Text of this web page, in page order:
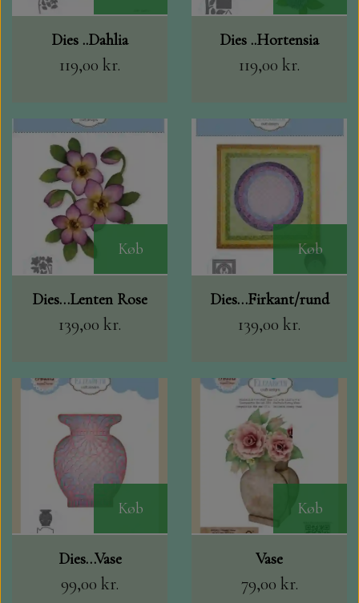
Dies ..Dahlia
119,00 kr.
Dies ..Hortensia
119,00 kr.
Køb
Dies…Lenten Rose
139,00 kr.
Køb
Dies…Firkant/rund
139,00 kr.
Køb
Dies…Vase
99,00 kr.
Køb
Vase
79,00 kr.